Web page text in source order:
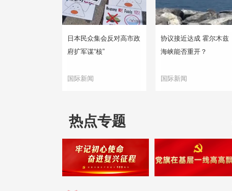
日本民众集会反对高市政
府扩军谋“核”
国际新闻
协议接近达成 霍尔木兹
海峡能否重开？
国际新闻
热点专题